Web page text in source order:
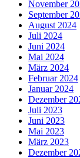
November
September
August 2024
Juli 2024
Juni 2024
Mai 2024
März 2024
Februar 2024
Januar 2024
Dezember
Juli 2023
Juni 2023
Mai 2023
März 2023
Dezember